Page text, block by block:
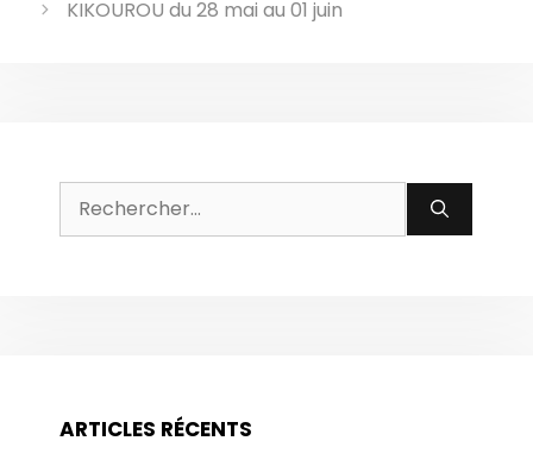
KIKOUROU du 28 mai au 01 juin
Rechercher :
ARTICLES RÉCENTS